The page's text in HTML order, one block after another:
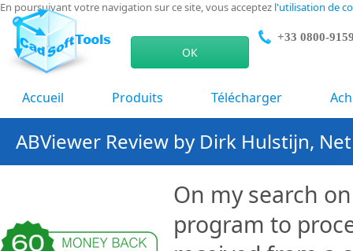
En poursuivant votre navigation sur ce site, vous acceptez l'utilisation de
ОК
+33 0800-
Accueil Produits Télécharger
ABViewer Review by Dirk Hulstijn,
On my search
program to